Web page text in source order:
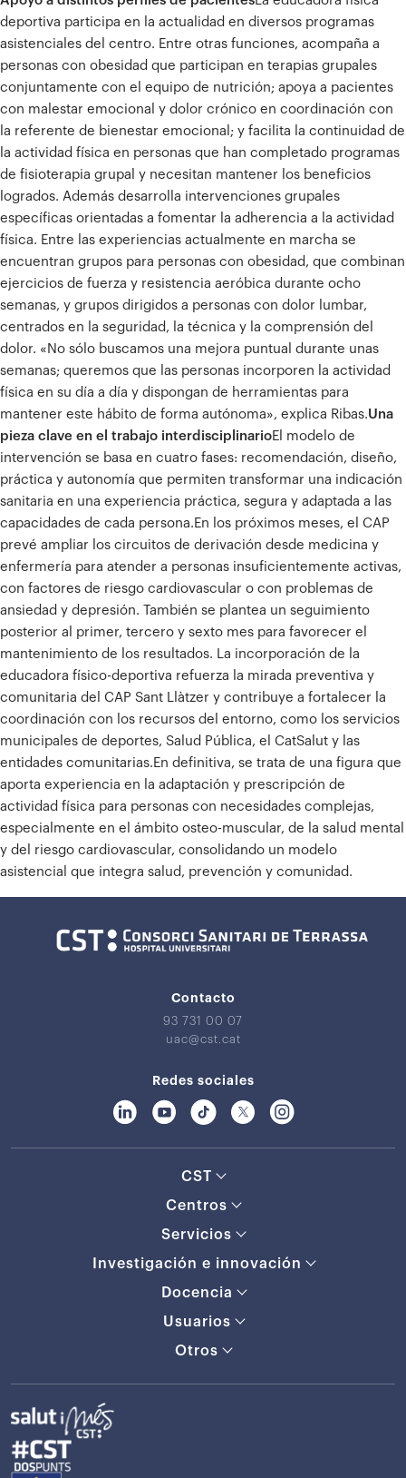
deportiva participa en la actualidad en diversos programas
asistenciales del centro. Entre otras funciones, acompaña a
personas con obesidad que participan en terapias grupales
conjuntamente con el equipo de nutrición; apoya a pacientes
con malestar emocional y dolor crónico en coordinación con
la referente de bienestar emocional; y facilita la continuidad de
la actividad física en personas que han completado programas
de fisioterapia grupal y necesitan mantener los beneficios
logrados. Además desarrolla intervenciones grupales
específicas orientadas a fomentar la adherencia a la actividad
física. Entre las experiencias actualmente en marcha se
encuentran grupos para personas con obesidad, que combinan
ejercicios de fuerza y ​​resistencia aeróbica durante ocho
semanas, y grupos dirigidos a personas con dolor lumbar,
centrados en la seguridad, la técnica y la comprensión del
dolor. «No sólo buscamos una mejora puntual durante unas
semanas; queremos que las personas incorporen la actividad
física en su día a día y dispongan de herramientas para
mantener este hábito de forma autónoma», explica Ribas.Una
pieza clave en el trabajo interdisciplinarioEl modelo de
intervención se basa en cuatro fases: recomendación, diseño,
práctica y autonomía que permiten transformar una indicación
sanitaria en una experiencia práctica, segura y adaptada a las
capacidades de cada persona. En los próximos meses, el CAP
prevé ampliar los circuitos de derivación desde medicina y
enfermería para atender a personas insuficientemente activas,
con factores de riesgo cardiovascular o con problemas de
ansiedad y depresión. También se plantea un seguimiento
posterior al primer, tercero y sexto mes para favorecer el
mantenimiento de los resultados. La incorporación de la
educadora físico-deportiva refuerza la mirada preventiva y
comunitaria del CAP Sant Llàtzer y contribuye a fortalecer la
coordinación con los recursos del entorno, como los servicios
municipales de deportes, Salud Pública, el CatSalut y las
entidades comunitarias. En definitiva, se trata de una figura que
aporta experiencia en la adaptación y prescripción de
actividad física para personas con necesidades complejas,
especialmente en el ámbito osteo-muscular, de la salud mental
y del riesgo cardiovascular, consolidando un modelo
asistencial que integra salud, prevención y comunidad.
Contacto
93 731 00 07
uac@cst.cat
Redes sociales
CST
Centros
Servicios
Investigación e innovación
Docencia
Usuarios
Otros